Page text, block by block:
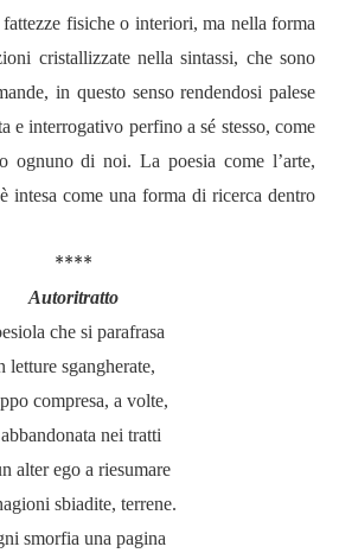
fisiche o interiori, ma nella forma
cristallizzate nella sintassi, che sono
in questo senso rendendosi palese
e interrogativo perfino a sé stesso, come
di noi. La poesia come l’arte,
intesa come una forma di ricerca dentro
****
Autoritratto
che si parafrasa
letture sgangherate,
compresa, a volte,
nei tratti
alter ego a riesumare
sbiadite, terrene.
smorfia una pagina